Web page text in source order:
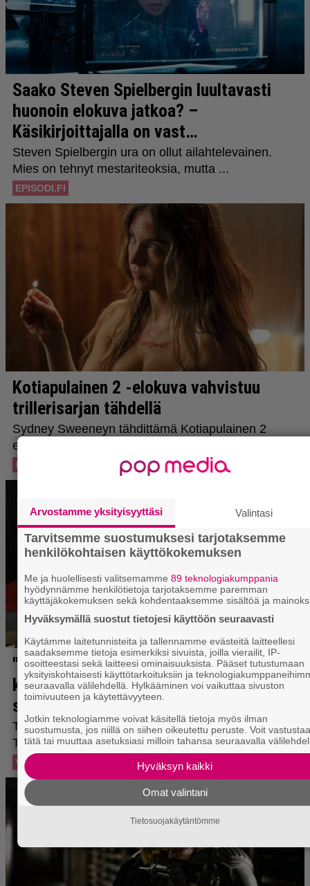
Arvostamme yksityisyyttäsi Valintasi
Tarvitsemme suostumuksesi tarjotaksemme
henkilökohtaisen käyttökokemuksen
Me ja huolellisesti valitsemamme89 teknologiakumppania
hyödynnämme henkilötietoja tarjotaksemme paremman
käyttäjäkokemuksen sekä kohdentaaksemme sisältöä ja
Hyväksymällä suostut tietojesi käyttöön seuraavasti
Käytämme laitetunnisteita ja tallennamme evästeitä laitteellesi
saadaksemme tietoja esimerkiksi sivuista, joilla vierailit, IP-
osoitteestasi sekä laitteesi ominaisuuksista. Pääset tutustumaan
yksityiskohtaisesti käyttötarkoituksiin ja
seuraavalla välilehdellä. Hylkääminen voi vaikuttaa sivuston
toimivuuteen ja käytettävyyteen.
Jotkin teknologiamme voivat käsitellä tietoja myös ilman
suostumusta, jos niillä on siihen oikeutettu peruste. Voit
tätä tai muuttaa asetuksiasi milloin tahansa seuraavalla
Hyväksyn kaikki
Omat valintani
Tietosuojakäytäntömme